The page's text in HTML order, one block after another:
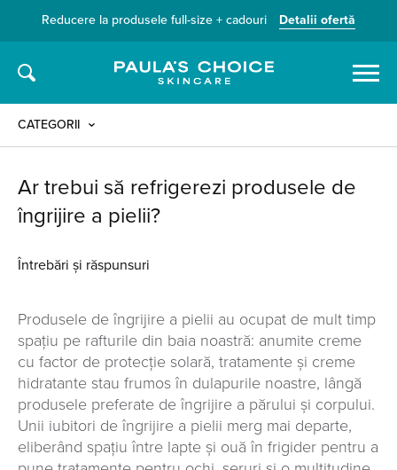
Reducere la produsele full-size + cadouri Detalii ofertă
Caută
CATEGORII
Ar trebui să refrigerezi produsele de
îngrijire a pielii?
Întrebări și răspunsuri
Produsele de îngrijire a pielii au ocupat de mult timp
spațiu pe rafturile din baia noastră: anumite creme
cu factor de protecție solară, tratamente și creme
hidratante stau frumos în dulapurile noastre, lângă
produsele preferate de îngrijire a părului și corpului.
Unii iubitori de îngrijire a pielii merg mai departe,
eliberând spațiu între lapte și ouă în frigider pentru a